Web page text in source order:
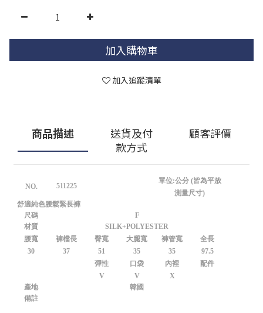
加入購物車
加入追蹤清單
商品描述
送貨及付
款方式
顧客評價
NO. 511225
單位:公分 (皆為平放
測量尺寸)
舒適純色腰鬆緊長褲
尺碼
F
材質
SILK+POLYESTER
腰寬
褲檔長 臀寬 大腿寬 褲管寬
全長
30
37 51 35 35
97.5
彈性
口袋 內裡
配件
V
V
X
產地
韓國
備註